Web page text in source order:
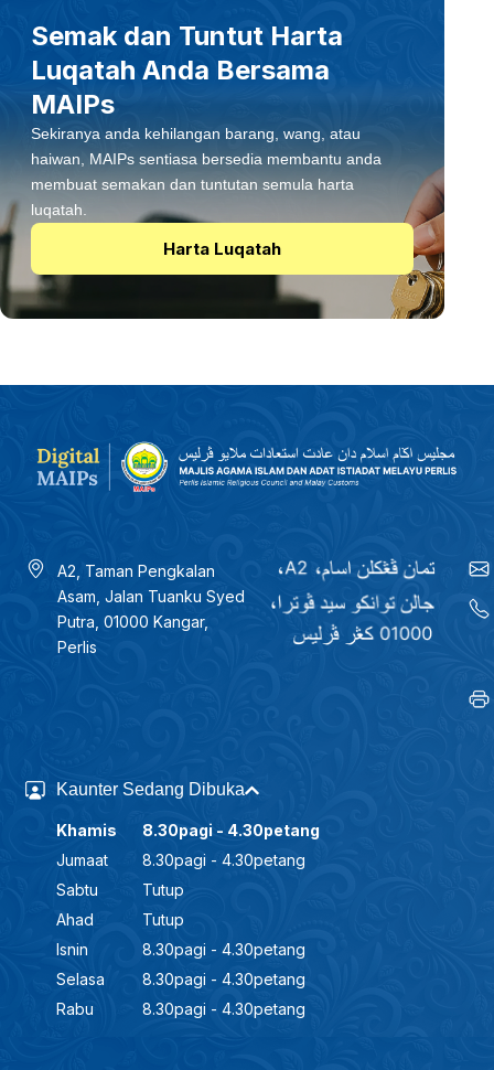
Semak dan Tuntut Harta
Luqatah Anda Bersama
MAIPs
Sekiranya anda kehilangan barang, wang, atau
haiwan, MAIPs sentiasa bersedia membantu anda
membuat semakan dan tuntutan semula harta
luqatah.
Harta Luqatah
A2, Taman Pengkalan
Asam, Jalan Tuanku Syed
Putra, 01000 Kangar,
Perlis
Kaunter Sedang Dibuka
Khamis
8.30pagi - 4.30petang
Jumaat
8.30pagi - 4.30petang
Sabtu
Tutup
Ahad
Tutup
Isnin
8.30pagi - 4.30petang
Selasa
8.30pagi - 4.30petang
Rabu
8.30pagi - 4.30petang